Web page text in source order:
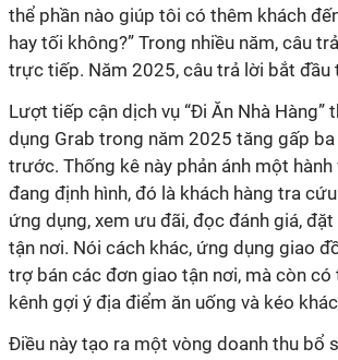
thể phần nào giúp tôi có thêm khách
hay tối không?” Trong nhiều năm, câu
dụng Grab trong năm 2025 tăng gấp
trước. Thống kê này phản ánh một
đang định hình, đó là khách hàng tra
ứng dụng, xem ưu đãi, đọc đánh giá,
tận nơi. Nói cách khác, ứng dụng giao
trợ bán các đơn giao tận nơi, mà còn